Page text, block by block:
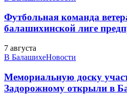
Футбольная команда
балашихинской лиге
7 августа
В БалашихеНовости
Мемориальную доску
Задорожному открыли в